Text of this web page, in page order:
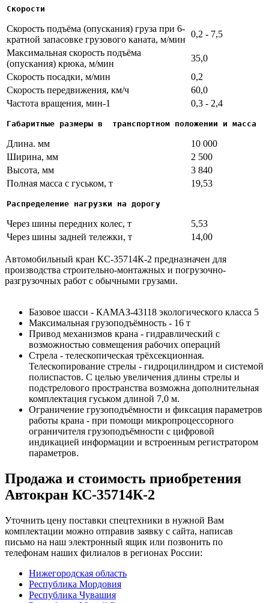
Скорости
Скорость подъёма (опускания) груза при 6-
кратной запасовке грузового каната, м/мин
0,2 - 7,5
Максимальная скорость подъёма
(опускания) крюка, м/мин
35,0
Скорость посадки, м/мин
0,2
Скорость передвижения, км/ч
60,0
Частота вращения, мин-1
0,3 - 2,4
Габаритные размеры в  транспортном положении и масса
Длина. мм
10 000
Ширина, мм
2 500
Высота, мм
3 840
Полная масса с гуськом, т
19,53
Распределение нагрузки на дорогу
Через шины передних колес, т
5,53
Через шины задней тележки, т
14,00
Автомобильный кран КС-35714К-2 предназначен для
производства строительно-монтажных и погрузочно-
разгрузочных работ с обычными грузами.
Базовое шасси - КАМАЗ-43118 экологического класса 5
Максимальная грузоподъёмность - 16 т
Привод механизмов крана - гидравлический с
возможностью совмещения рабочих операций
Стрела - телескопическая трёхсекционная.
Телескопирование стрелы - гидроцилиндром и системой
полиспастов. С целью увеличения длины стрелы и
подстрелового пространства возможна дополнительная
комплектация гуськом длиной 7,0 м.
Ограничение грузоподъёмности и фиксация параметров
работы крана - при помощи микропроцессорного
ограничителя грузоподъёмности с цифровой
индикацией информации и встроенным регистратором
параметров.
Продажа и cтоимость приобретения
Автокран КС-35714К-2
Уточнить цену поставки спецтехники в нужной Вам
комплектации можно отправив заявку с сайта, написав
письмо на наш электронный ящик или позвонить по
телефонам наших филиалов в регионах России:
Нижегородская область
Республика Мордовия
Республика Чувашия